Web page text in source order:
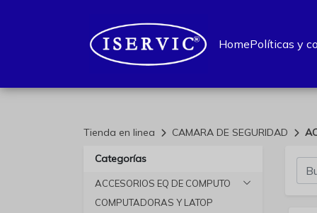
HomePolíticas y
Tienda en linea CAMARA DE SEGURIDAD
Categorías
ACCESORIOS EQ DE COMPUTO
COMPUTADORAS Y LATOP